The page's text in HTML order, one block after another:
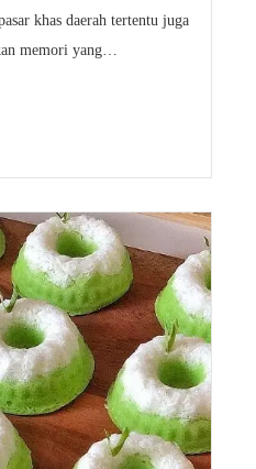
khas daerah tertentu juga
memori yang…